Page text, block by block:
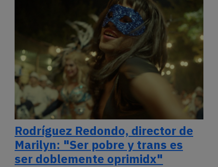
NOSOTRES
APOYANOS
ES EN
Rodríguez Redondo, director de
Marilyn: "Ser pobre y trans es
ser doblemente oprimidx"